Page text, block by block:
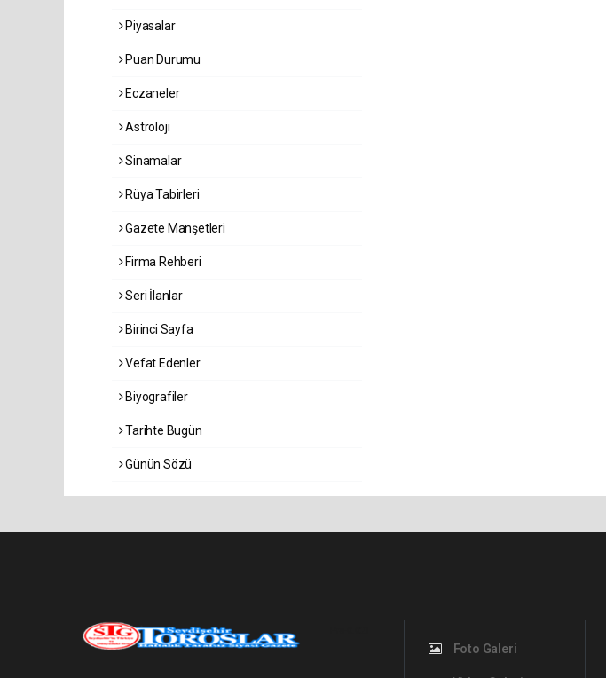
Piyasalar
Puan Durumu
Eczaneler
Astroloji
Sinamalar
Rüya Tabirleri
Gazete Manşetleri
Firma Rehberi
Seri İlanlar
Birinci Sayfa
Vefat Edenler
Biyografiler
Tarihte Bugün
Günün Sözü
Foto Galeri